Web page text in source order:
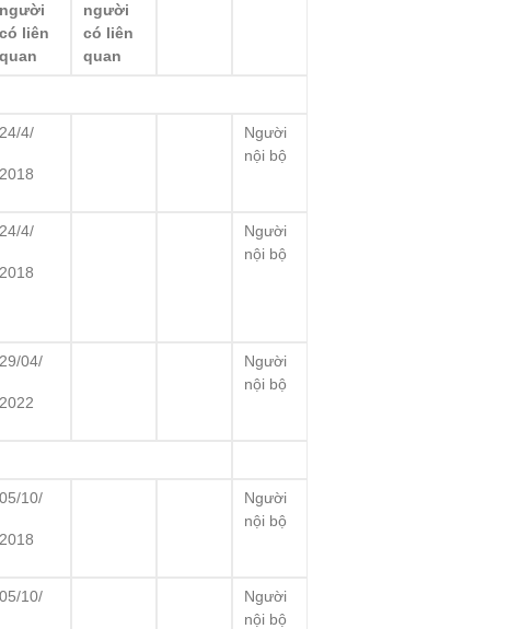
người
có liên
quan
người
có liên
quan
24/4/
2018
Người
nội bộ
24/4/
2018
Người
nội bộ
29/04/
2022
Người
nội bộ
05/10/
2018
Người
nội bộ
05/10/
Người
nội bộ